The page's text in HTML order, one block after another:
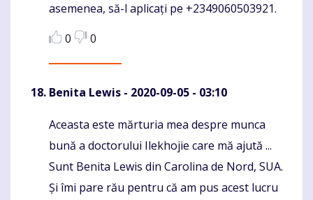
asemenea, să-l aplicați pe +2349060503921.
0
0
Benita Lewis - 2020-09-05 - 03:10
Komentaras
Aceasta este mărturia mea despre munca
bună a doctorului Ilekhojie care mă ajută ...
Sunt Benita Lewis din Carolina de Nord, SUA.
Și îmi pare rău pentru că am pus acest lucru